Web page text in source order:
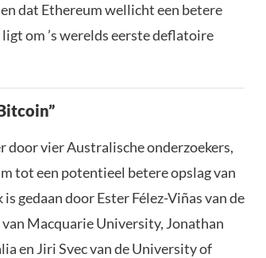
dat Ethereum wellicht een betere
om ’s werelds eerste deflatoire
door vier Australische onderzoekers,
tot een potentieel betere opslag van
gedaan door Ester Félez-Viñas van de
Macquarie University, Jonathan
en Jiri Svec van de University of